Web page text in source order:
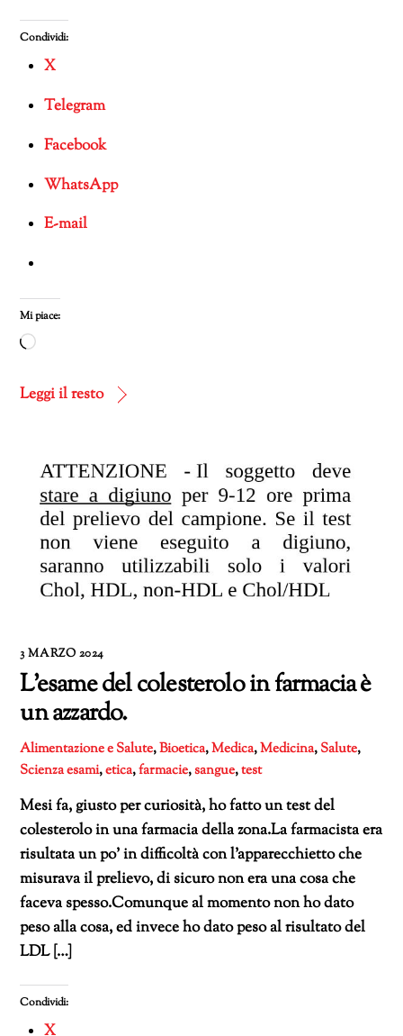
Condividi:
X
Telegram
Facebook
WhatsApp
E-mail
Mi piace:
Caricamento
corso…
Leggi il resto
3 MARZO 2024
L’esame del colesterolo in farmacia è
un azzardo.
Alimentazione e Salute,Bioetica,Medica,Medicina,Salute,
Scienzaesami,etica,farmacie,sangue,test
Mesi fa, giusto per curiosità, ho fatto un test del
colesterolo in una farmacia della zona.La farmacista era
risultata un po’ in difficoltà con l’apparecchietto che
misurava il prelievo, di sicuro non era una cosa che
faceva spesso.Comunque al momento non ho dato
peso alla cosa, ed invece ho dato peso al risultato del
LDL […]
Condividi: